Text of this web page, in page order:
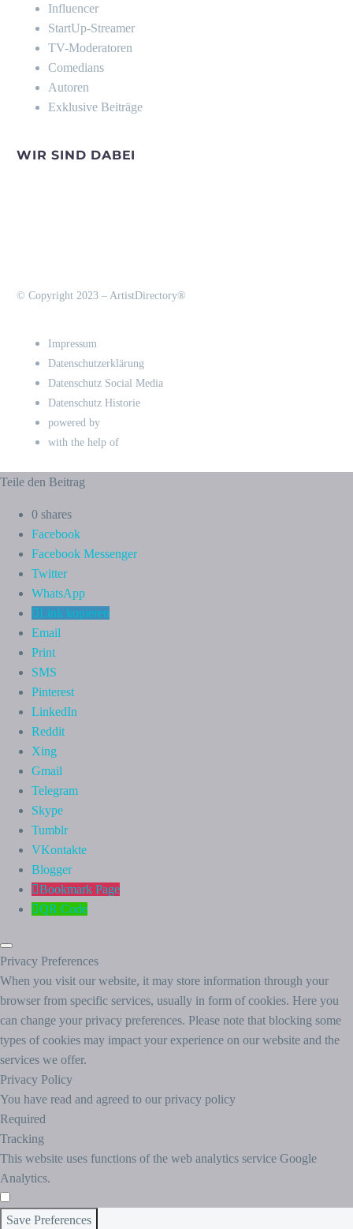
Influencer
StartUp-Streamer
TV-Moderatoren
Comedians
Autoren
Exklusive Beiträge
WIR SIND DABEI
© Copyright 2023 – ArtistDirectory®
Impressum
Datenschutzerklärung
Datenschutz Social Media
Datenschutz Historie
powered by
with the help of
Teile den Beitrag
0 shares
Facebook
Facebook Messenger
Twitter
WhatsApp
Link kopieren
Email
Print
SMS
Pinterest
LinkedIn
Reddit
Xing
Gmail
Telegram
Skype
Tumblr
VKontakte
Blogger
Bookmark Page
QR Code
Privacy Preferences
When you visit our website, it may store information through your
browser from specific services, usually in form of cookies. Here you
can change your privacy preferences. Please note that blocking some
types of cookies may impact your experience on our website and the
services we offer.
Privacy Policy
You have read and agreed to our privacy policy
Required
Tracking
This website uses functions of the web analytics service Google
Analytics.
Save Preferences